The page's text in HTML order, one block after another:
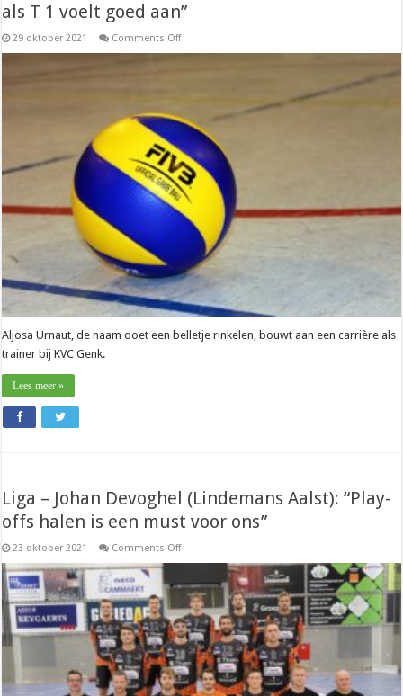
als T 1 voelt goed aan”
29 oktober 2021 Comments Offon
“Mijn
debuut
als
T
1
voelt
goed
aan”
Aljosa Urnaut, de naam doet een belletje rinkelen, bouwt aan een carrière als
trainer bij KVC Genk.
Lees meer »
Liga – Johan Devoghel (Lindemans Aalst): “Play-
offs halen is een must voor ons”
23 oktober 2021 Comments Offon
Johan
Devoghel
(Lindemans
Aalst):
“Play-
offs
halen
is
een
must